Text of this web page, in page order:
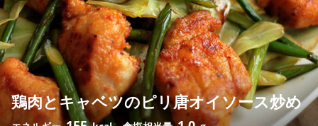
鶏肉とキャベツのピリ唐オイソース炒め